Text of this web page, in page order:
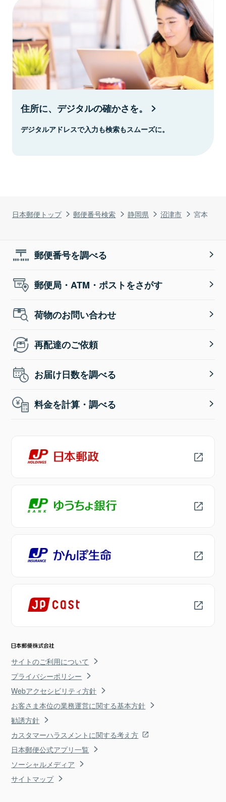
日本郵便トップ 郵便番号検索 静岡県 沼津市 宮本
住所に、デジタルの確かさを。
デジタルアドレスで入力も検索もスムーズに。
郵便番号を調べる
郵便局・ATM・ポストをさがす
荷物のお問い合わせ
再配達のご依頼
お届け日数を調べる
料金を計算・調べる
サイトのご利用について
プライバシーポリシー
Webアクセシビリティ方針
お客さま本位の業務運営に関する基本方針
勧誘方針
カスタマーハラスメントに関する考え方
日本郵便公式アプリ一覧
ソーシャルメディア
サイトマップ